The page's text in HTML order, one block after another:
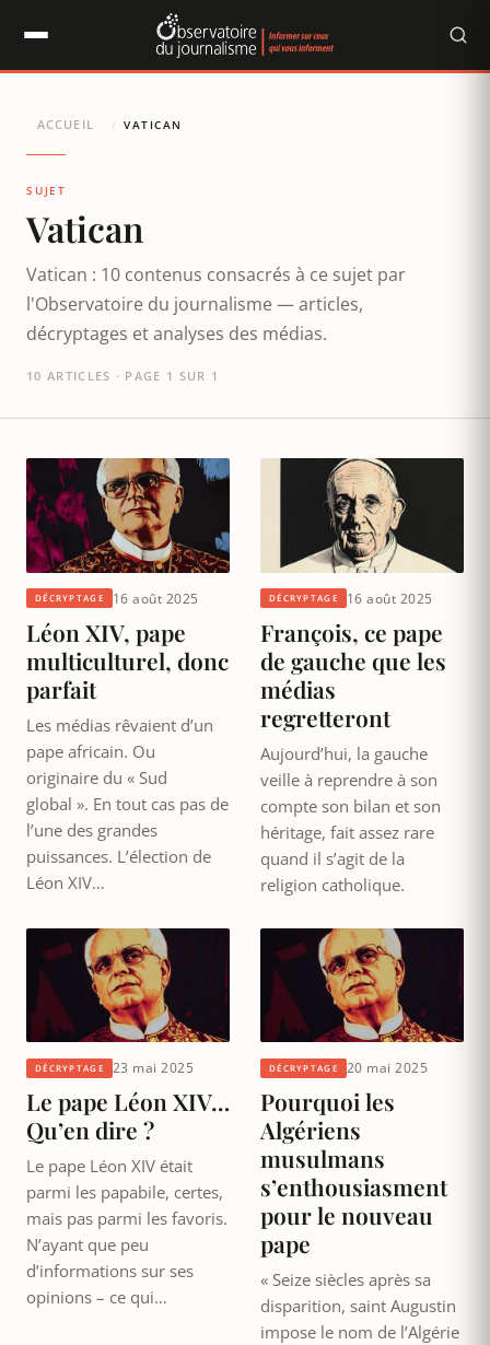
ACCUEIL / VATICAN
SUJET
Vatican
Vatican : 10 contenus consacrés à ce sujet par
l'Observatoire du journalisme — articles,
décryptages et analyses des médias.
10 ARTICLES · PAGE 1 SUR 1
DÉCRYPTAGE 16 août 2025
Léon XIV, pape
multiculturel, donc
parfait
Les médias rêvaient d’un
pape africain. Ou
originaire du « Sud
global ». En tout cas pas de
l’une des grandes
puissances. L’élection de
Léon XIV…
DÉCRYPTAGE 16 août 2025
François, ce pape
de gauche que les
médias
regretteront
Aujourd’hui, la gauche
veille à reprendre à son
compte son bilan et son
héritage, fait assez rare
quand il s’agit de la
religion catholique.
DÉCRYPTAGE 23 mai 2025
Le pape Léon XIV…
Qu’en dire ?
Le pape Léon XIV était
parmi les papabile, certes,
mais pas parmi les favoris.
N’ayant que peu
d’informations sur ses
opinions – ce qui…
DÉCRYPTAGE 20 mai 2025
Pourquoi les
Algériens
musulmans
s’enthousiasment
pour le nouveau
pape
« Seize siècles après sa
disparition, saint Augustin
impose le nom de l’Algérie
Panneau de gestion des cookies